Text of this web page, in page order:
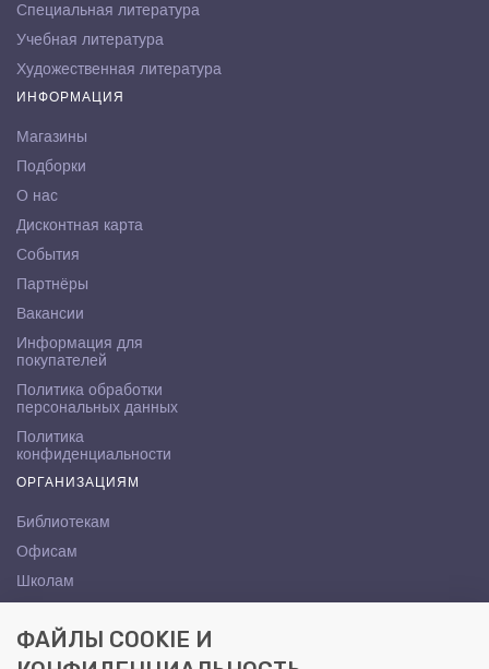
Специальная литература
Учебная литература
Художественная литература
ИНФОРМАЦИЯ
Магазины
Подборки
О нас
Дисконтная карта
События
Партнёры
Вакансии
Информация для
покупателей
Политика обработки
персональных данных
Политика
конфиденциальности
ОРГАНИЗАЦИЯМ
Библиотекам
Офисам
Школам
КОНТАКТЫ
ФАЙЛЫ COOKIE И